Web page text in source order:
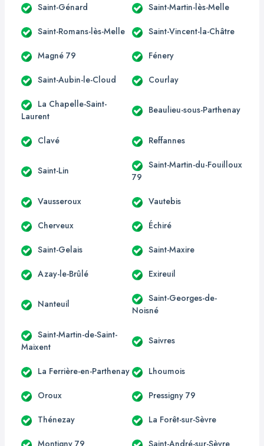
Saint-Génard Saint-Martin-lès-Melle
Saint-Romans-lès-Melle Saint-Vincent-la-Châtre
Magné 79 Fénery
Saint-Aubin-le-Cloud Courlay
La Chapelle-Saint-
Laurent
Beaulieu-sous-Parthenay
Clavé Reffannes
Saint-Lin
Saint-Martin-du-Fouilloux
79
Vausseroux Vautebis
Cherveux Échiré
Saint-Gelais Saint-Maxire
Azay-le-Brûlé Exireuil
Nanteuil
Saint-Georges-de-
Noisné
Saint-Martin-de-Saint-
Maixent
Saivres
La Ferrière-en-Parthenay Lhoumois
Oroux Pressigny 79
Thénezay La Forêt-sur-Sèvre
Montigny 79 Saint-André-sur-Sèvre